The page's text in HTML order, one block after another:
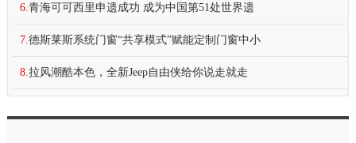
6. 青海可可西里申遗成功 成为中国第51处世界遗
7. 德斯莱斯系统门窗“共享模式”赋能定制门窗中小
8. 拉风潮酷本色，全新Jeep自由侠给你说走就走